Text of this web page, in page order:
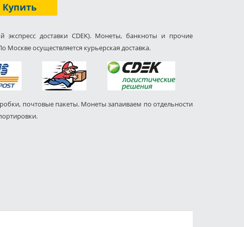
Купить
доставки CDEK). Монеты, банкноты и прочие
осуществляется курьерская доставка.
почтовые пакеты. Монеты запаиваем по отдельности